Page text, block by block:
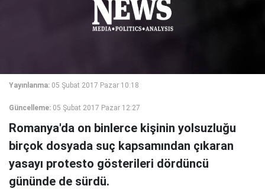
Yayınlanma: 05 Şubat 2017 Pazar 10:18
Güncelleme: 05 Şubat 2017 Pazar 12:27
Romanya'da on binlerce kişinin yolsuzluğu
birçok dosyada suç kapsamından çıkaran
yasayı protesto gösterileri dördüncü
gününde de sürdü.